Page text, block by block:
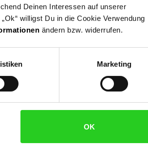
Deinen Interessen auf unserer
willigst Du in die Cookie Verwendung
ändern bzw. widerrufen.
Marketing
OK
NettoKOM Karriere